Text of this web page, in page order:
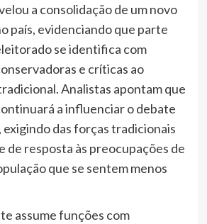
a consolidação de um novo
país, evidenciando que parte
se identifica com
e críticas ao
Analistas apontam que
a influenciar o debate
das forças tradicionais
de resposta às preocupações de
que se sentem menos
assume funções com